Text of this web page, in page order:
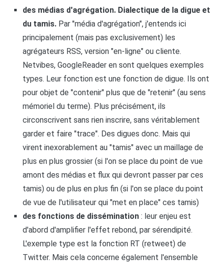
des médias d'agrégation. Dialectique de la digue et
du tamis. Par "média d'agrégation", j'entends ici
principalement (mais pas exclusivement) les
agrégateurs RSS, version "en-ligne" ou cliente.
Netvibes, GoogleReader en sont quelques exemples
types. Leur fonction est une fonction de digue. Ils ont
pour objet de "contenir" plus que de "retenir" (au sens
mémoriel du terme). Plus précisément, ils
circonscrivent sans rien inscrire, sans véritablement
garder et faire "trace". Des digues donc. Mais qui
virent inexorablement au "tamis" avec un maillage de
plus en plus grossier (si l'on se place du point de vue
amont des médias et flux qui devront passer par ces
tamis) ou de plus en plus fin (si l'on se place du point
de vue de l'utilisateur qui "met en place" ces tamis)
des fonctions de dissémination : leur enjeu est
d'abord d'amplifier l'effet rebond, par sérendipité.
L'exemple type est la fonction RT (retweet) de
Twitter. Mais cela concerne également l'ensemble